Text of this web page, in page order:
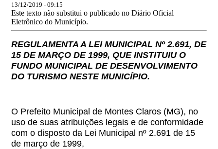
13/12/2019 - 09:15
Este texto não substitui o publicado no Diário Oficial
Eletrônico do Município.
REGULAMENTA A LEI MUNICIPAL Nº 2.691, DE
15 DE MARÇO DE 1999, QUE INSTITUIU O
FUNDO MUNICIPAL DE DESENVOLVIMENTO
DO TURISMO NESTE MUNICÍPIO.
O Prefeito Municipal de Montes Claros (MG), no
uso de suas atribuições legais e de conformidade
com o disposto da Lei Municipal nº 2.691 de 15
de março de 1999,